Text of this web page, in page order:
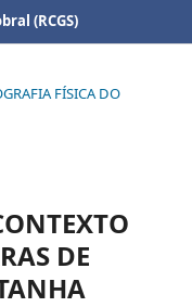
(RCGS)
FÍSICA DO
DE